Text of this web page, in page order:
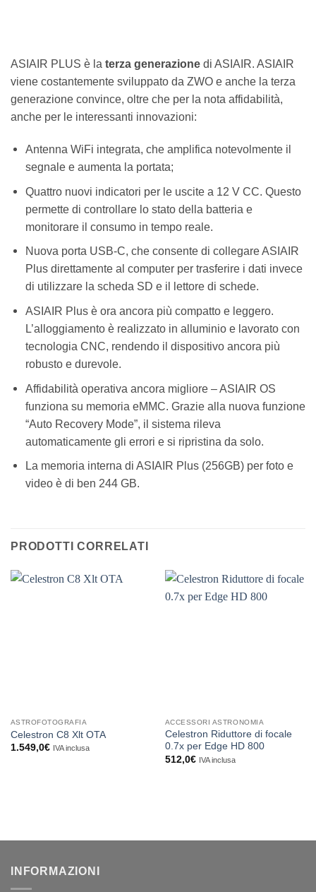
ASIAIR PLUS è la terza generazione di ASIAIR. ASIAIR
viene costantemente sviluppato da ZWO e anche la terza
generazione convince, oltre che per la nota affidabilità,
anche per le interessanti innovazioni:
Antenna WiFi integrata, che amplifica notevolmente il
segnale e aumenta la portata;
Quattro nuovi indicatori per le uscite a 12 V CC. Questo
permette di controllare lo stato della batteria e
monitorare il consumo in tempo reale.
Nuova porta USB-C, che consente di collegare ASIAIR
Plus direttamente al computer per trasferire i dati invece
di utilizzare la scheda SD e il lettore di schede.
ASIAIR Plus è ora ancora più compatto e leggero.
L’alloggiamento è realizzato in alluminio e lavorato con
tecnologia CNC, rendendo il dispositivo ancora più
robusto e durevole.
Affidabilità operativa ancora migliore – ASIAIR OS
funziona su memoria eMMC. Grazie alla nuova funzione
“Auto Recovery Mode”, il sistema rileva
automaticamente gli errori e si ripristina da solo.
La memoria interna di ASIAIR Plus (256GB) per foto e
video è di ben 244 GB.
PRODOTTI CORRELATI
ASTROFOTOGRAFIA
Celestron C8 Xlt OTA
1.549,0€ IVA inclusa
ACCESSORI ASTRONOMIA
Celestron Riduttore di focale
0.7x per Edge HD 800
512,0€ IVA inclusa
INFORMAZIONI